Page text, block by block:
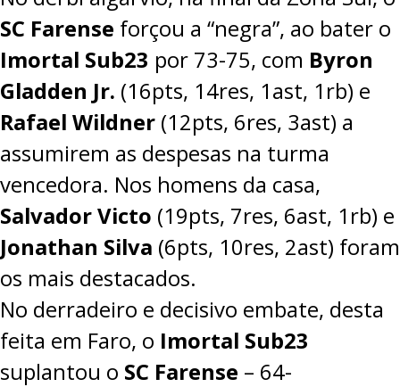
SC Farense forçou a “negra”, ao bater o
Imortal Sub23 por 73-75, com Byron
Gladden Jr. (16pts, 14res, 1ast, 1rb) e
Rafael Wildner (12pts, 6res, 3ast) a
assumirem as despesas na turma
vencedora. Nos homens da casa,
Salvador Victo (19pts, 7res, 6ast, 1rb) e
Jonathan Silva (6pts, 10res, 2ast) foram
os mais destacados.
No derradeiro e decisivo embate, desta
feita em Faro, o Imortal Sub23
suplantou o SC Farense – 64-